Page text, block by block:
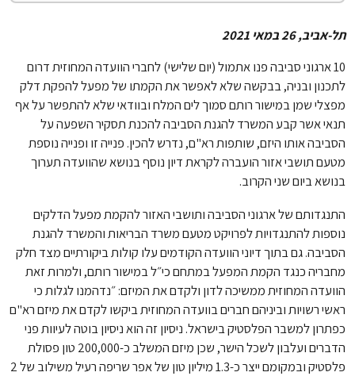
תל-אביב, 26 במאי 2021
10 ארגוני סביבה פנו אתמול (יום שלישי) לחברי הוועדה המחוזית דרום
לתכנון ובניה, בבקשה שלא לאפשר את הקמתו של מפעל להפקת דלק
מפצלי שמן במישור רותם סמוך לים המלח ובוודאי שלא להתפשר על אף
תנאי אשר קבע המשרד להגנת הסביבה להכנת תסקיר השפעה על
הסביבה אותו היזם, שותפות רא"ם, נדרש להכין. פנייה זו ופנייה נוספת
מטעם תושבי אזור הועברה לקראת דיון נוסף בנושא שהוועדה תערוך
בנושא ביום שני הקרוב.
התנגדותם של ארגוני הסביבה ותושבי האזור להקמת מפעל הדלקים
נוספות להתנגדויות לפרויקט מטעם משרד הבריאות והמשרד להגנת
הסביבה. גם בתוך דיוני הוועדה הקודמים עלו קולות ביקורתיים מצד חלק
מחבריה כנגד הקמת המפעל במתחם כי״ל במישור רותם, ולמרות זאת
הוועדה המחוזית ממשיכה לדון ולקדם את המיזם: ״נדהמנו לגלות כי
ראשי רשויות וביניהם חברים בוועדה המחוזית ביקשו לקדם את מיזם רא"ם
כפתרון למשבר הפלסטיק בישראל. ניסיון זה הוא ניסיון בוטה לעיוות פני
הדברים ועלבון לשכל הישר, שכן מיזם המשלב כ-200,000 טון פסולת
פלסטיק ובמקומם ייצר כ-1.3 מיליון טון של אפר שריפה רעיל משילוב של 2